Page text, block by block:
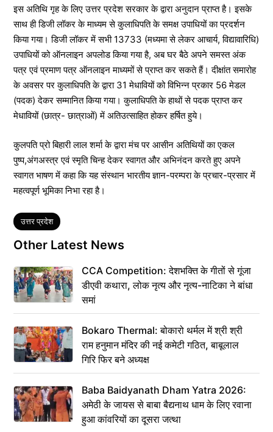
इस अतिथि गृह के लिए उत्तर प्रदेश सरकार के द्वारा अनुदान प्राप्त है। इसके
साथ ही डिजी लॉकर के माध्यम से कुलाधिपति के समक्ष उपाधियों का प्रदर्शन
किया गया। डिजी लॉकर में सभी 13733 (मध्यमा से लेकर आचार्य, विद्यावारिधि)
उपाधियों को ऑनलाइन अपलोड किया गया है, अब घर बैठे अपने समस्त अंक
पत्र एवं प्रमाण पत्र ऑनलाइन माध्यमों से प्राप्त कर सकते हैं। दीक्षांत समारोह
के अवसर पर कुलाधिपति के द्वारा 31 मेधावियों को विभिन्न प्रकार 56 मेडल
(पदक) देकर सम्मानित किया गया। कुलाधिपति के हाथों से पदक प्राप्त कर
मेधावियों (छात्र- छात्राओं) में अतिउत्साहित होकर हर्षित हुये।
कुलपति प्रो बिहारी लाल शर्मा के द्वारा मंच पर आसीन अतिथियों का एकल
पुष्प,अंगअस्त्र एवं स्मृति चिन्ह देकर स्वागत और अभिनंदन करते हुए अपने
स्वागत भाषण में कहा कि यह संस्थान भारतीय ज्ञान-परम्परा के प्रचार-प्रसार में
महत्वपूर्ण भूमिका निभा रहा है।
Tags
उत्तर प्रदेश
Other Latest News
CCA Competition: देशभक्ति के गीतों से गूंजा
डीएवी कथारा, लोक नृत्य और नृत्य-नाटिका ने बांधा
समां
Bokaro Thermal: बोकारो थर्मल में श्री श्री
राम हनुमान मंदिर की नई कमेटी गठित, बाबूलाल
गिरि फिर बने अध्यक्ष
Baba Baidyanath Dham Yatra 2026:
अमेठी के जायस से बाबा बैद्यनाथ धाम के लिए रवाना
हुआ कांवरियों का दूसरा जत्था